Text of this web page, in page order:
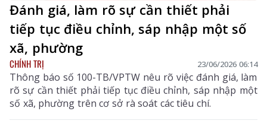
Đánh giá, làm rõ sự cần thiết phải
tiếp tục điều chỉnh, sáp nhập một số
xã, phường
CHÍNH TRỊ 23/06/2026 06:14
Thông báo số 100-TB/VPTW nêu rõ việc đánh giá, làm
rõ sự cần thiết phải tiếp tục điều chỉnh, sáp nhập một
số xã, phường trên cơ sở rà soát các tiêu chí.